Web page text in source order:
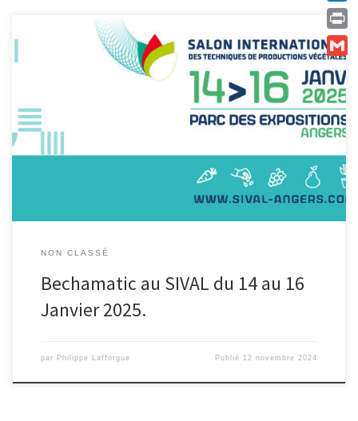
Durant 3 jours, nous exposerons nos machines au salon du SIVAL à
Angers du 14 au 16 Janvier 2025 Vous […]
NON CLASSÉ
Bechamatic au SIVAL du 14 au 16
Janvier 2025.
par Philippe Lafforgue Publié 12 novembre 2024
Print
Gmail